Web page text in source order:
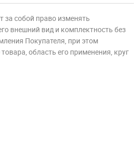
за собой право изменять
внешний вид и комплектность без
Покупателя, при этом
область его применения, круг